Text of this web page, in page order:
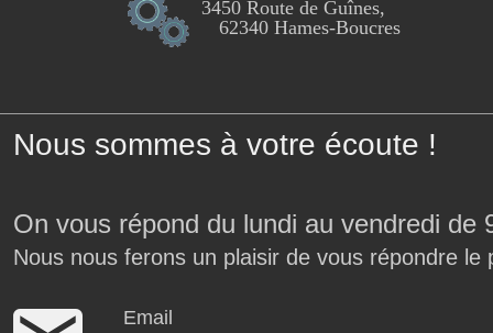
3450 Route de Guînes,
62340 Hames-Boucres
Nous sommes à votre écoute !
On vous répond du lundi au vendredi
Nous nous ferons un plaisir de vous répondre le
Email